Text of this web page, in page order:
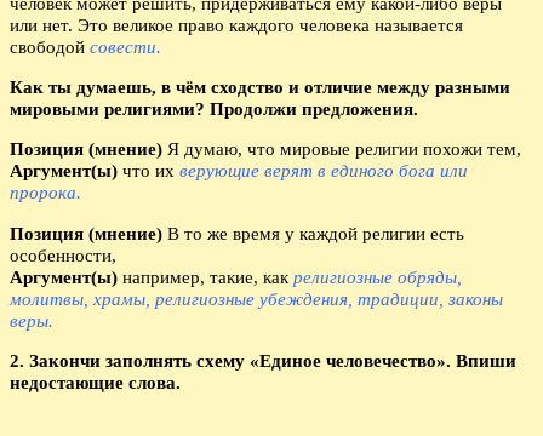
или нет. Это великое право каждого человека называется
свободой совести.
Как ты думаешь, в чём сходство и отличие между разными
мировыми религиями? Продолжи предложения.
Позиция (мнение) Я думаю, что мировые религии похожи тем,
Аргумент(ы) что их верующие верят в единого бога или
пророка.
Позиция (мнение) В то же время у каждой религии есть
особенности,
Аргумент(ы) например, такие, как религиозные обряды,
молитвы, храмы, религиозные убеждения, традиции, законы
веры.
2. Закончи заполнять схему «Единое человечество». Впиши
недостающие слова.